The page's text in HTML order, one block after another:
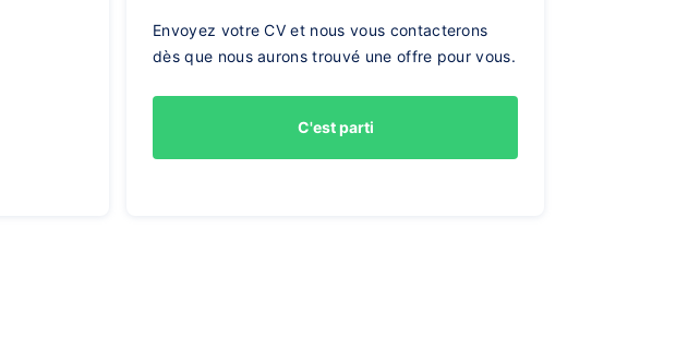
Envoyez votre CV et nous vous contacterons
dès que nous aurons trouvé une offre pour vous.
C'est parti